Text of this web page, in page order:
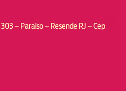
– Paraiso – Resende RJ – Cep